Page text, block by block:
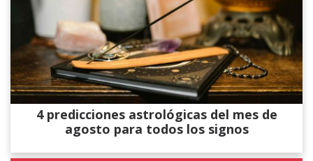
4 predicciones astrológicas del mes de
agosto para todos los signos